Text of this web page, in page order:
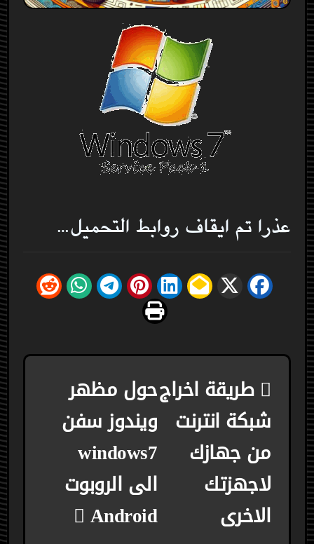
عذرا تم ايقاف روابط التحميل…
تصفّح
المقالات
طريقة اخراج
شبكة انترنت
من جهازك
لاجهزتك
الاخرى
حول مظهر
ويندوز سفن
windows7
الى الروبوت
Android